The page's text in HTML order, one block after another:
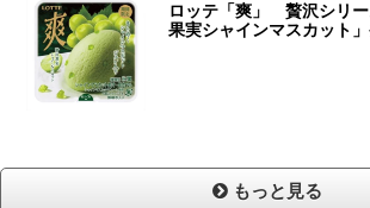
ロッテ「爽」 贅沢シリ
果実シャインマスカット
もっと見る